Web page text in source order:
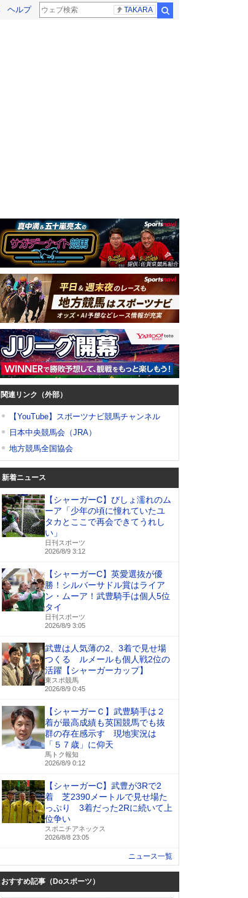
ヘルプ TAKARA
関連リンク（外部）
【YouTube】スポーツナビ競馬チャンネル
日本中央競馬会（JRA）
地方競馬全国協会
新着ニュース
【シャーガーC】びしょ濡れのム
ーア「少年の頃に憧れていたユ
タカとここで再会できてうれし
い」
日刊スポーツ
2026/8/9 3:12
【シャーガーC】英愛選抜が優
勝！シルバーサドル賞はライア
ン・ムーア！武豊騎手は個人5位
タイ
日刊スポーツ
2026/8/9 3:05
武豊は人気薄の2、3着で見せ場
つくる ルメールも個人戦2位の
活躍【シャーガーカップ】
東スポ競馬
2026/8/9 0:45
【シャーガーＣ】武豊騎手は２
着が最高成績も英国競馬でも抜
群の存在感示す 現地実況は
「５７歳」に仰天
馬トク報知
2026/8/9 0:12
【シャーガーC】武豊が3Rで2
着 芝2390メートルで見せ場た
っぷり 3着だった2Rに続いて上
位争い
スポニチアネックス
2026/8/8 23:05
ニュース一覧
おすすめ記事（Doスポーツ）